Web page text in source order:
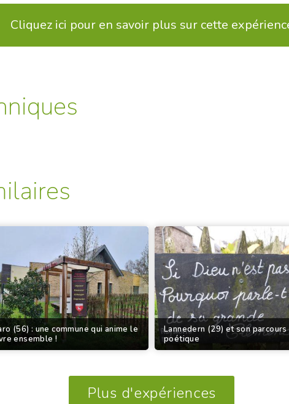
Cliquez ici pour en savoir plus sur cette
(56) : une commune qui anime le
ensemble !
Lannedern (29) et son parcours
poétique
Plus d'expériences